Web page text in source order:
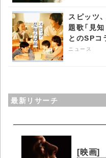
スピッツ
題歌「見
とのSPコ
ニュース
最新リサーチ
[映画]